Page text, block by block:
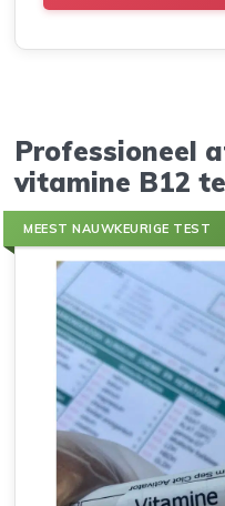
Professioneel
vitamine B12
MEEST NAUWKEURIGE TEST